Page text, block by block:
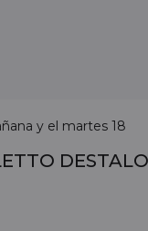
y el martes 18